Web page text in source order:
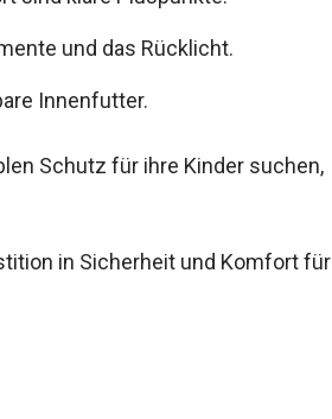
und das Rücklicht.
Innenfutter.
Schutz für ihre Kinder suchen,
in Sicherheit und Komfort für